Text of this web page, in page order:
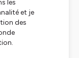
les
et je
des